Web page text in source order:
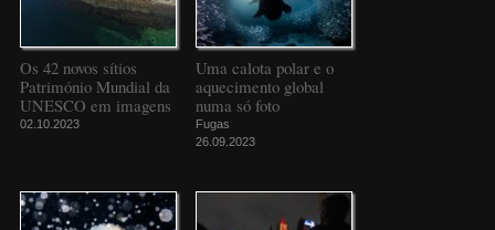
Os 42 novos sítios
Património Mundial da
UNESCO em imagens
02.10.2023
Uma calota polar e o
aquecimento global
numa só foto
Fugas
26.09.2023